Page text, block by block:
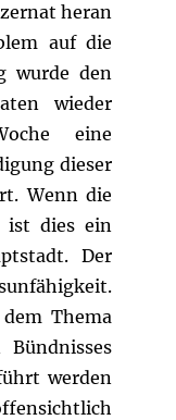
heran
auf die
wurde den
wieder
eine
dieser
Wenn die
ist dies ein
Der
Thema
werden